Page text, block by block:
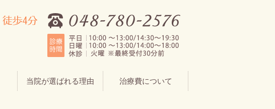
当院が選ばれる理由 治療費について